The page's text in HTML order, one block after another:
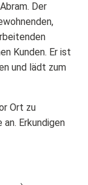
Der
Kunden. Er ist
und lädt zum
Ort zu
Erkundigen